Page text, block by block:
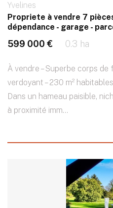
Yvelines
Propriete à vendre 7
dépendance - garage -
599 000 € 0.3 ha
À vendre – Superbe corps
verdoyant – 230 m²
Dans un hameau paisible,
à proximité imm...